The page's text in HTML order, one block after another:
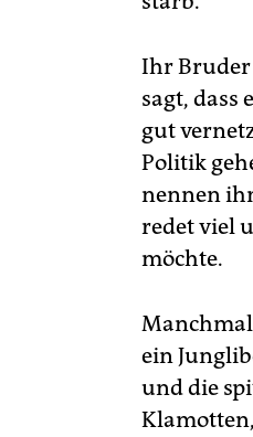
Ihr Bruder
sagt, dass
gut
Politik
nennen
redet viel
möchte.
ein
und die